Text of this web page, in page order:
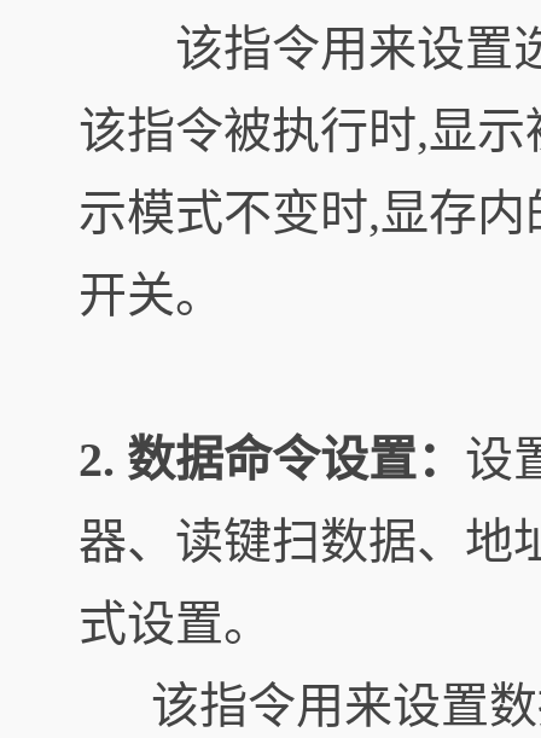
该指令用来设置选
该指令被执行时,显
示模式不变时,显存
开关。
2. 数据命令设置： 设
器、读键扫数据、地
式设置。
该指令用来设置数